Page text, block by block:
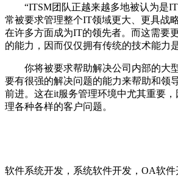
“ITSM团队正越来越多地被认为是IT
常被要求管理整个IT领域更大、更具
在许多方面成为IT的领先者。而这需要
的能力，因而仅仅拥有传统的技术能力
你将被要求帮助解决公司内部的大
要有很强的解决问题的能力来帮助和领
前进。这在it服务管理环境中尤其重要
理各种各样的客户问题。
软件系统开发，系统软件开发，OA软件